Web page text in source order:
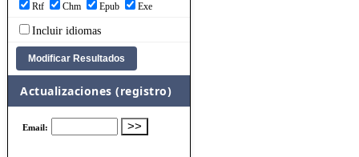
Rtf Chm Epub Exe
Incluir idiomas
Actualizaciones (registro)